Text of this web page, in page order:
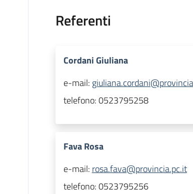
Referenti
Cordani Giuliana
e-mail:
telefono:0523795258
Fava Rosa
e-mail: rosa.fava@provincia.pc.it
telefono:0523795256